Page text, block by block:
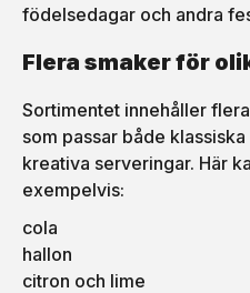
födelsedagar och andra
Flera smaker för
Sortimentet innehåller
som passar både
kreativa serveringar. Här
exempelvis:
cola
hallon
citron och lime